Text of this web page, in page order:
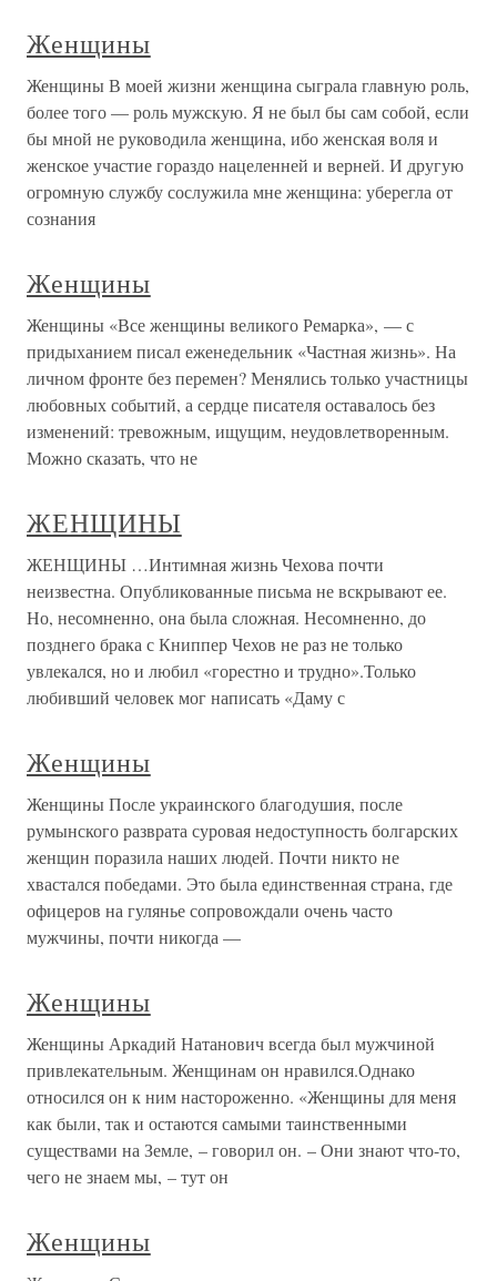
Женщины
Женщины В моей жизни женщина сыграла главную роль,
более того — роль мужскую. Я не был бы сам собой, если
бы мной не руководила женщина, ибо женская воля и
женское участие гораздо нацеленней и верней. И другую
огромную службу сослужила мне женщина: уберегла от
сознания
Женщины
Женщины «Все женщины великого Ремарка», — с
придыханием писал еженедельник «Частная жизнь». На
личном фронте без перемен? Менялись только участницы
любовных событий, а сердце писателя оставалось без
изменений: тревожным, ищущим, неудовлетворенным.
Можно сказать, что не
ЖЕНЩИНЫ
ЖЕНЩИНЫ …Интимная жизнь Чехова почти
неизвестна. Опубликованные письма не вскрывают ее.
Но, несомненно, она была сложная. Несомненно, до
позднего брака с Книппер Чехов не раз не только
увлекался, но и любил «горестно и трудно».Только
любивший человек мог написать «Даму с
Женщины
Женщины После украинского благодушия, после
румынского разврата суровая недоступность болгарских
женщин поразила наших людей. Почти никто не
хвастался победами. Это была единственная страна, где
офицеров на гулянье сопровождали очень часто
мужчины, почти никогда —
Женщины
Женщины Аркадий Натанович всегда был мужчиной
привлекательным. Женщинам он нравился.Однако
относился он к ним настороженно. «Женщины для меня
как были, так и остаются самыми таинственными
существами на Земле, – говорил он. – Они знают что-то,
чего не знаем мы, – тут он
Женщины